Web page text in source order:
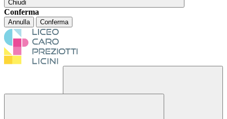
Chiudi
Conferma
Annulla Conferma